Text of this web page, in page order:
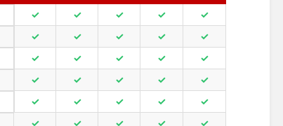
✓ ✓ ✓ ✓
✓
✓ ✓ ✓ ✓
✓
✓ ✓ ✓ ✓
✓
✓ ✓ ✓ ✓
✓
✓ ✓ ✓ ✓
✓
✓ ✓ ✓ ✓
✓